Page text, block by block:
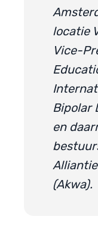
locatie
Vice-
Bipolar
en
(Akwa).